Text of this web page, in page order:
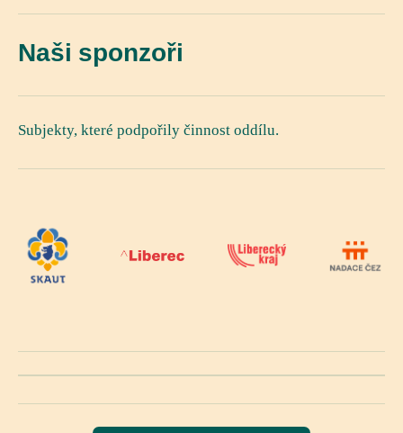
Naši sponzoři
Subjekty, které podpořily činnost oddílu.